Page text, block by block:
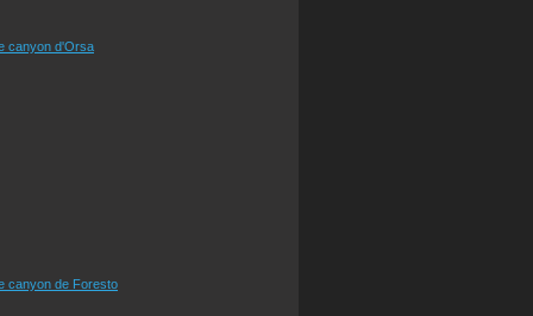
canyon d'Orsa
canyon de Foresto